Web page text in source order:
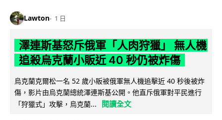
Lawton 1 日
澤連斯基怒斥俄軍「人肉狩獵」 無人機
追殺烏克蘭小販近 40 秒仍被炸傷
烏克蘭克爾松一名 52 歲小販被俄軍無人機追擊近 40 秒後被炸
傷，影片由烏克蘭總統澤連斯基公開。他直斥俄軍對平民進行
「狩獵式」攻擊，烏克蘭...
閱讀全文